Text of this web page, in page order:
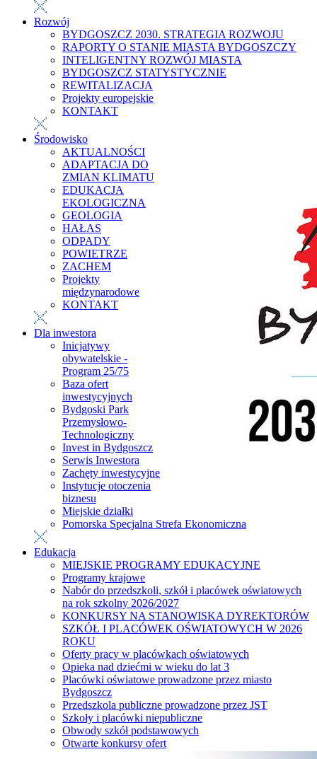
Rozwój
BYDGOSZCZ 2030. STRATEGIA ROZWOJU
RAPORTY O STANIE MIASTA BYDGOSZCZY
INTELIGENTNY ROZWÓJ MIASTA
BYDGOSZCZ STATYSTYCZNIE
REWITALIZACJA
Projekty europejskie
KONTAKT
Środowisko
AKTUALNOŚCI
ADAPTACJA DO
ZMIAN KLIMATU
EDUKACJA
EKOLOGICZNA
GEOLOGIA
HAŁAS
ODPADY
POWIETRZE
ZACHEM
Projekty
międzynarodowe
KONTAKT
Dla inwestora
Inicjatywy
obywatelskie -
Program 25/75
Baza ofert
inwestycyjnych
Bydgoski Park
Przemysłowo-
Technologiczny
Invest in Bydgoszcz
Serwis Inwestora
Zachęty inwestycyjne
Instytucje otoczenia
biznesu
Miejskie działki
Pomorska Specjalna Strefa Ekonomiczna
Edukacja
MIEJSKIE PROGRAMY EDUKACYJNE
Programy krajowe
Nabór do przedszkoli, szkół i placówek oświatowych
na rok szkolny 2026/2027
KONKURSY NA STANOWISKA DYREKTORÓW
SZKÓŁ I PLACÓWEK OŚWIATOWYCH W 2026
ROKU
Oferty pracy w placówkach oświatowych
Opieka nad dziećmi w wieku do lat 3
Placówki oświatowe prowadzone przez miasto
Bydgoszcz
Przedszkola publiczne prowadzone przez JST
Szkoły i placówki niepubliczne
Obwody szkół podstawowych
Otwarte konkursy ofert